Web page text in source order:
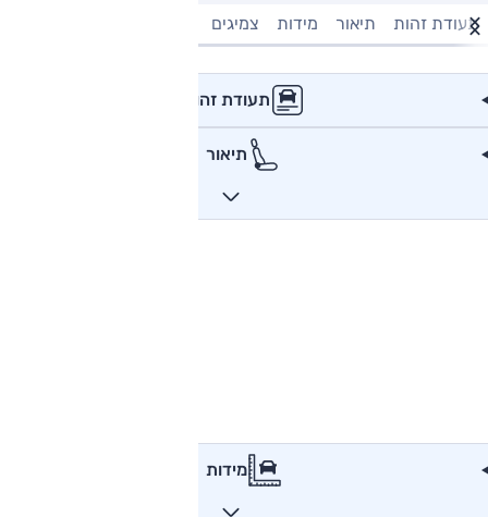
תעודת זהות תיאור מידות צמיגים
תעודת זהות
תיאור
מידות